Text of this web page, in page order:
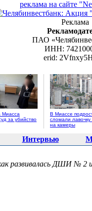
реклама на сайте
Реклама
ПАО
ИНН:
erid:
Миасса
за убийство
В Миассе
сломали лавочку
на камеры
Интервью
развивалась ДШИ №